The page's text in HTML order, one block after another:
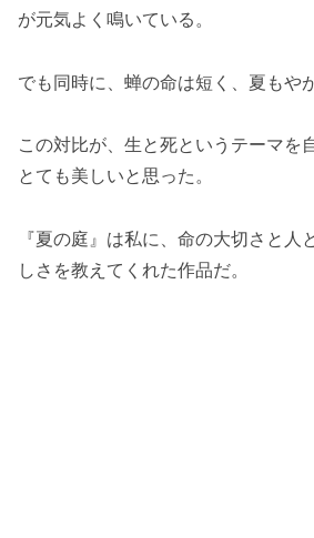
が元気よく鳴いている。
でも同時に、蝉の命は短く、夏もや
この対比が、生と死というテーマを
とても美しいと思った。
『夏の庭』は私に、命の大切さと人
しさを教えてくれた作品だ。